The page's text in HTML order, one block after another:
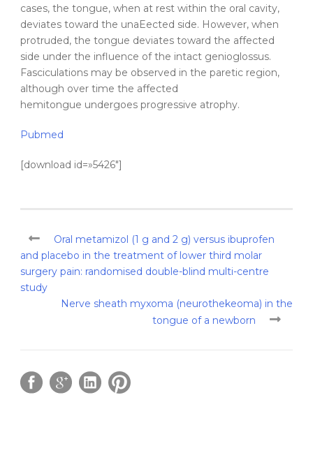
cases, the tongue, when at rest within the oral cavity,
deviates toward the unaEected side. However, when
protruded, the tongue deviates toward the affected
side under the influence of the intact genioglossus.
Fasciculations may be observed in the paretic region,
although over time the affected
hemitongue undergoes progressive atrophy.
Pubmed
[download id=»5426″]
Oral metamizol (1 g and 2 g) versus ibuprofen
and placebo in the treatment of lower third molar
surgery pain: randomised double-blind multi-centre
study
Nerve sheath myxoma (neurothekeoma) in the
tongue of a newborn